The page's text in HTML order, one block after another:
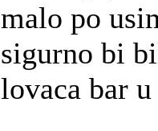
malo po
sigurno bi
lovaca bar